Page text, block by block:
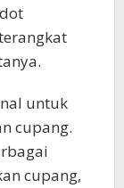
untuk
cupang.
cupang,